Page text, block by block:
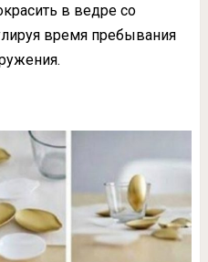
в ведре со
время пребывания